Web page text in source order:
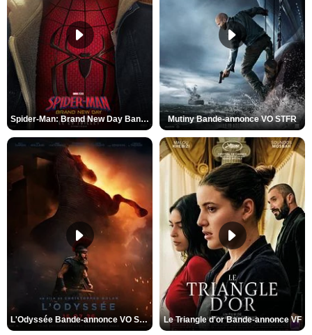
Spider-Man: Brand New Day Bande-annonce VO STFR Mutiny Bande-annonce VO STFR
L'Odyssée Bande-annonce VO STFR Le Triangle d'or Bande-annonce VF